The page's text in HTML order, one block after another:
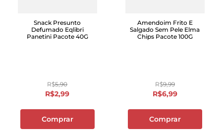
Snack Presunto
Defumado Eqlibri
Panetini Pacote 40G
R$5,90
R$2,99
Comprar
Amendoim Frito E
Salgado Sem Pele Elma
Chips Pacote 100G
R$9,99
R$6,99
Comprar